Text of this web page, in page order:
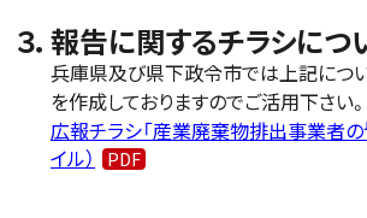
３．報告に関するチラシにつ
兵庫県及び県下政令市では上記につ
を作成しておりますのでご活用下さい。
広報チラシ「産業廃棄物排出事業者の
イル）